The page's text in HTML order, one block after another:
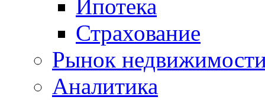
Ипотека
Страхование
Рынок
Аналитика